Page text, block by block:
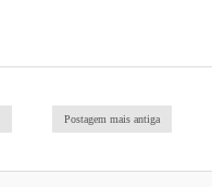
Postagem mais antiga